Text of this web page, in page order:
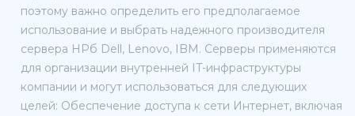
поэтому важно определить его предполагаемое
использование и выбрать надежного производителя
сервера HPб Dell, Lenovo, IBM. Серверы применяются
для организации внутренней IT-инфраструктуры
компании и могут использоваться для следующих
целей: Обеспечение доступа к сети Интернет, включая